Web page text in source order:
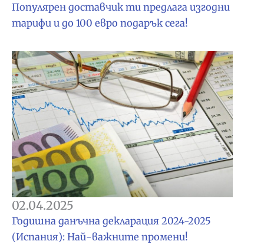
Популярен доставчик ти предлага изгодни
тарифи и до 100 евро подарък сега!
02.04.2025
Годишна данъчна декларация 2024-2025
(Испания): Най-важните промени!